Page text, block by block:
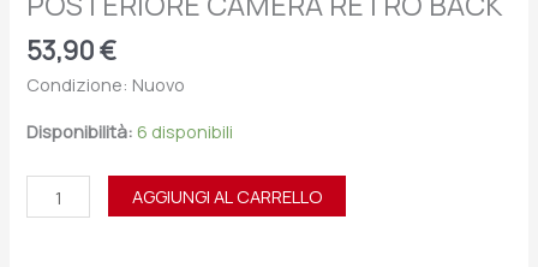
53,90€
Condizione: Nuovo
Disponibilità: 6 disponibili
AGGIUNGI AL CARRELLO